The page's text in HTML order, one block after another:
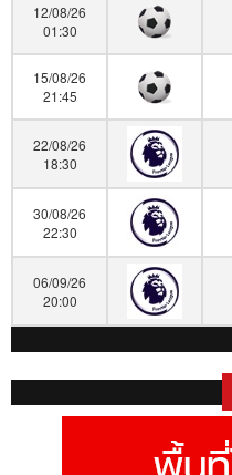
12/08/26
01:30
15/08/26
21:45
22/08/26
18:30
30/08/26
22:30
06/09/26
20:00